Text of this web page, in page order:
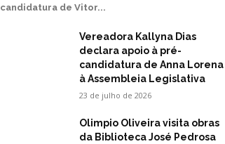
candidatura de Vitor...
Vereadora Kallyna Dias
declara apoio à pré-
candidatura de Anna Lorena
à Assembleia Legislativa
23 de julho de 2026
Olimpio Oliveira visita obras
da Biblioteca José Pedrosa